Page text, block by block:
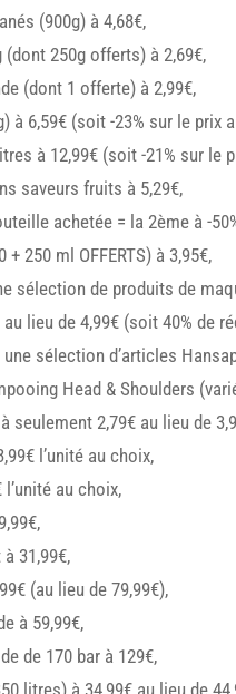
(900g) à 4,68€,
250g offerts) à 2,69€,
(dont 1 offerte) à 2,99€,
à 6,59€ (soit -23% sur le prix
à 12,99€ (soit -21% sur le
saveurs fruits à 5,29€,
achetée = la 2ème à -
250 ml OFFERTS) à 3,95€,
sélection de produits de
lieu de 4,99€ (soit 40% de
sélection d’articles
Head & Shoulders
seulement 2,79€ au lieu de
l’unité au choix,
l’unité au choix,
31,99€,
(au lieu de 79,99€),
à 59,99€,
de 170 bar à 129€,
litres) à 34,99€ au lieu de